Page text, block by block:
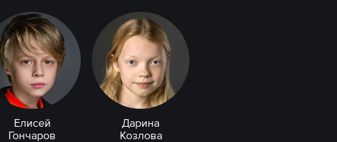
Елисей
Гончаров
Дарина
Козлова